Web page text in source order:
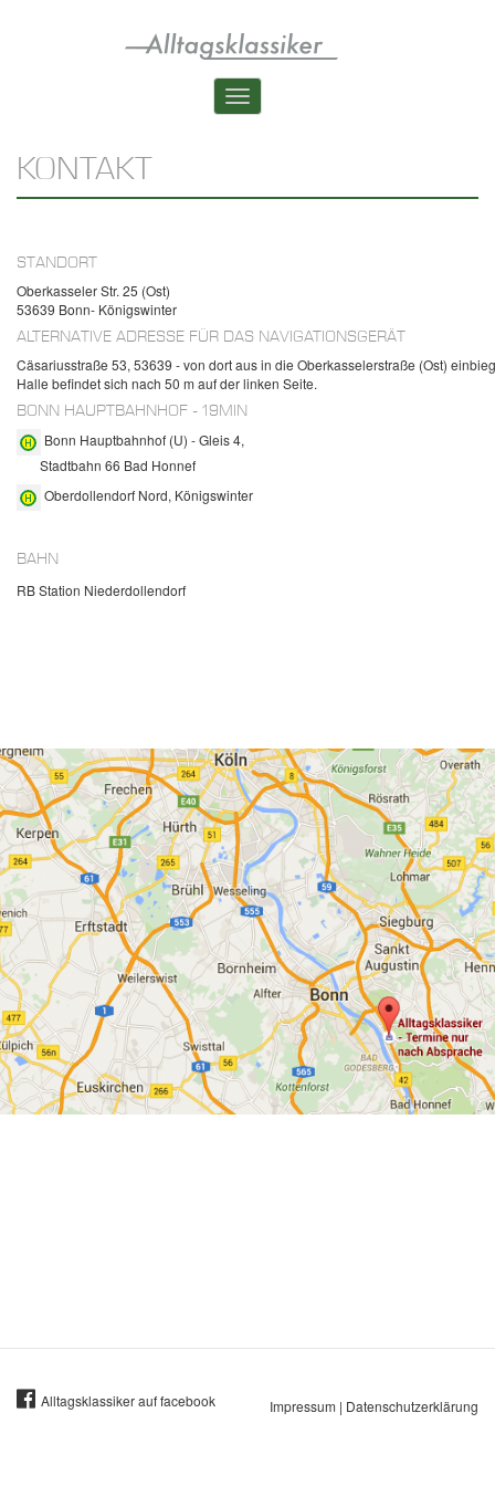
Toggle
navigation
KONTAKT
STANDORT
Oberkasseler Str. 25 (Ost)
53639 Bonn- Königswinter
ALTERNATIVE ADRESSE FÜR DAS NAVIGATIONSGERÄT
Cäsariusstraße 53, 53639 - von dort aus in die Oberkasselerstraße (Ost)
Halle befindet sich nach 50 m auf der linken Seite.
BONN HAUPTBAHNHOF - 19MIN
Bonn Hauptbahnhof (U) - Gleis 4,
Stadtbahn 66 Bad Honnef
Oberdollendorf Nord, Königswinter
BAHN
RB Station Niederdollendorf
Alltagsklassiker auf facebook Impressum | Datenschutzerklärung